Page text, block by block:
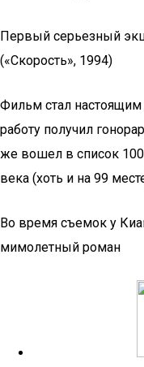
Первый серьезный
(«Скорость», 1994)
Фильм стал
работу получил
же вошел в список
века (хоть и на 99
Во время съемок у
мимолетный роман